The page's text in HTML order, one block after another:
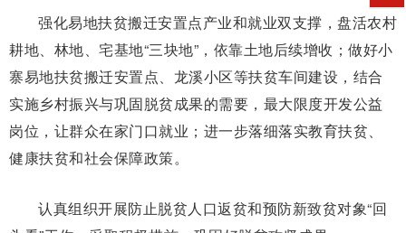
强化易地扶贫搬迁安置点产业和就业双支撑，盘活农村
耕地、林地、宅基地“三块地”，依靠土地后续增收；做好小
寨易地扶贫搬迁安置点、龙溪小区等扶贫车间建设，结合
实施乡村振兴与巩固脱贫成果的需要，最大限度开发公益
岗位，让群众在家门口就业；进一步落细落实教育扶贫、
健康扶贫和社会保障政策。
认真组织开展防止脱贫人口返贫和预防新致贫对象“回